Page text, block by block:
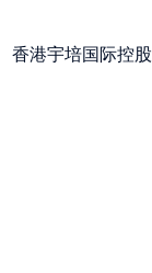
香港宇培国际控